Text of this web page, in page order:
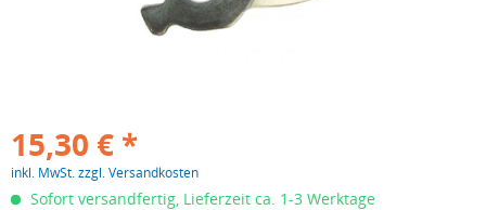
15,30 € *
inkl. MwSt.zzgl. Versandkosten
Sofort versandfertig, Lieferzeit ca. 1-3 Werktage